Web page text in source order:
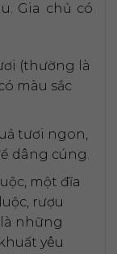
Gia chủ có
(thường là
màu sắc
tươi ngon,
dâng cúng.
một đĩa
rượu
những
yêu